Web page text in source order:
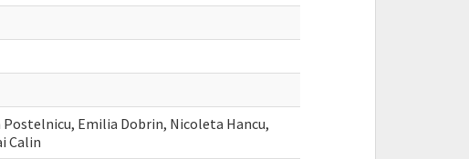
Postelnicu, Emilia Dobrin, Nicoleta Hancu,
Calin